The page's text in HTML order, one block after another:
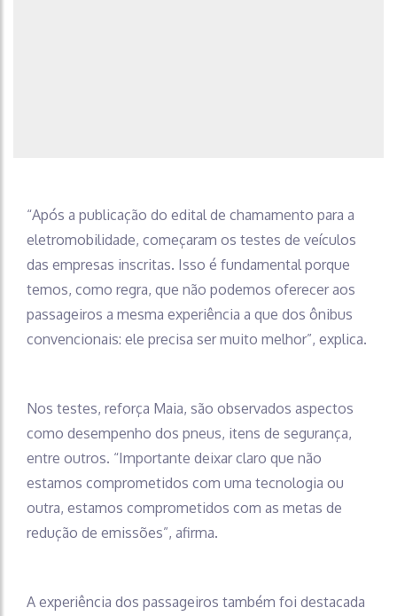
“Após a publicação do edital de chamamento para a
eletromobilidade, começaram os testes de veículos
das empresas inscritas. Isso é fundamental porque
temos, como regra, que não podemos oferecer aos
passageiros a mesma experiência a que dos ônibus
convencionais: ele precisa ser muito melhor”, explica.
Nos testes, reforça Maia, são observados aspectos
como desempenho dos pneus, itens de segurança,
entre outros. “Importante deixar claro que não
estamos comprometidos com uma tecnologia ou
outra, estamos comprometidos com as metas de
redução de emissões”, afirma.
A experiência dos passageiros também foi destacada